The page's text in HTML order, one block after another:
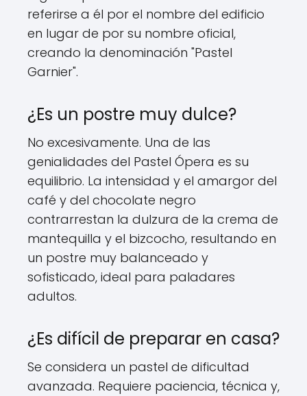
referirse a él por el nombre del edificio
en lugar de por su nombre oficial,
creando la denominación "Pastel
Garnier".
¿Es un postre muy dulce?
No excesivamente. Una de las
genialidades del Pastel Ópera es su
equilibrio. La intensidad y el amargor del
café y del chocolate negro
contrarrestan la dulzura de la crema de
mantequilla y el bizcocho, resultando en
un postre muy balanceado y
sofisticado, ideal para paladares
adultos.
¿Es difícil de preparar en casa?
Se considera un pastel de dificultad
avanzada. Requiere paciencia, técnica y,